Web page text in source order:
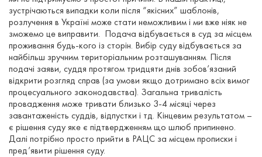
зустрічаються випадки коли після “якісних” шаблонів,
розлучення в Україні може стати неможливим і ми вже ніяк не
зможемо це виправити. Подача відбувається в суд за місцем
проживання будь-кого із сторін. Вибір суду відбувається за
найбільш зручним територіальним розташуванням. Після
подачі заяви, суддя протягом тридцяти днів зобов’язаний
відкрити розгляд справ (за умови якщо дотримано всіх вимог
процесуального законодавства). Загальна тривалість
провадження може тривати близько 3-4 місяці через
завантаженість суддів, відпустки і тд. Кінцевим результатом –
є рішення суду яке є підтвердженням що шлюб припинено.
Далі потрібно просто прийти в РАЦС за місцем прописки і
пред’явити рішення суду.